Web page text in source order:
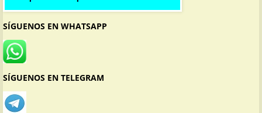
SÍGUENOS EN WHATSAPP
SÍGUENOS EN TELEGRAM